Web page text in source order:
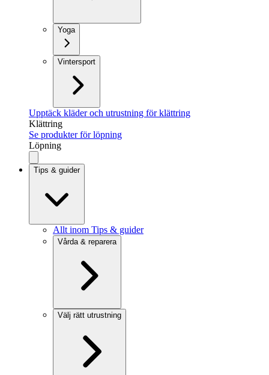
Yoga
Vintersport
Upptäck kläder och utrustning för klättring
Klättring
Se produkter för löpning
Löpning
Tips & guider
Allt inom Tips & guider
Vårda & reparera
Välj rätt utrustning